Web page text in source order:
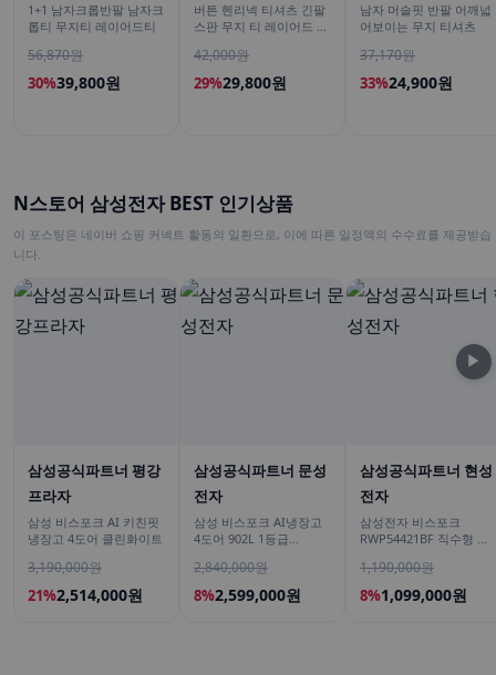
1+1 남자크롭반팔 남자크
롭티 무지티 레이어드티
56,870원
30%39,800원
버튼 헨리넥 티셔츠 긴팔
스판 무지 티 레이어드 이
룩
42,000원
29%29,800원
남자 머슬핏 반팔 어깨넓
어보이는 무지 티셔츠
37,170원
33%24,900원
N스토어 삼성전자 BEST 인기상품
이 포스팅은 네이버 쇼핑 커넥트 활동의 일환으로, 이에 따른 일정액의 수수료를 제공받습
니다.
삼성공식파트너 평강
프라자
삼성 비스포크 AI 키친핏
냉장고 4도어 클린화이트
3,190,000원
21%2,514,000원
삼성공식파트너 문성
전자
삼성 비스포크 AI냉장고
4도어 902L 1등급
화이트 푸드쇼케이스
2,840,000원
8%2,599,000원
삼성공식파트너 현성
전자
삼성전자 비스포크
RWP54421BF 직수형 냉
언더싱크 화이트
1,190,000원
8%1,099,000원
▶